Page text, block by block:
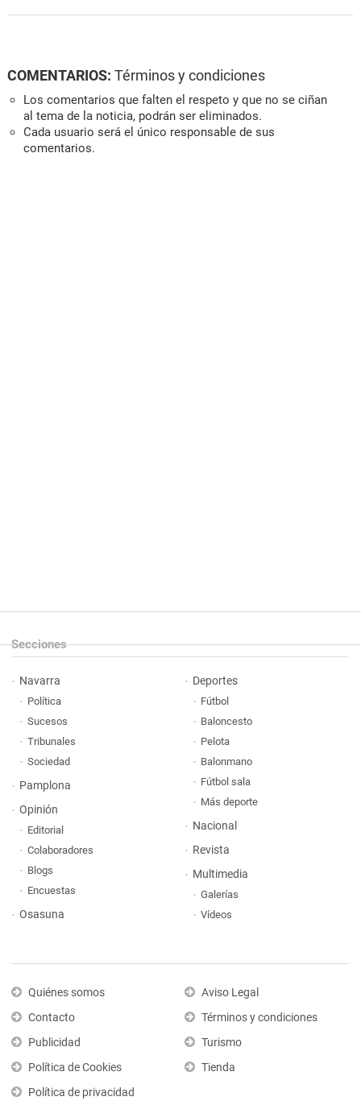
COMENTARIOS: Términos y condiciones
Los comentarios que falten el respeto y que no se ciñan
al tema de la noticia, podrán ser eliminados.
Cada usuario será el único responsable de sus
comentarios.
Secciones
Navarra
Política
Sucesos
Tribunales
Sociedad
Pamplona
Opinión
Editorial
Colaboradores
Blogs
Encuestas
Osasuna
Deportes
Fútbol
Baloncesto
Pelota
Balonmano
Fútbol sala
Más deporte
Nacional
Revista
Multimedia
Galerías
Vídeos
Quiénes somos
Contacto
Publicidad
Política de Cookies
Política de privacidad
Aviso Legal
Términos y condiciones
Turismo
Tienda